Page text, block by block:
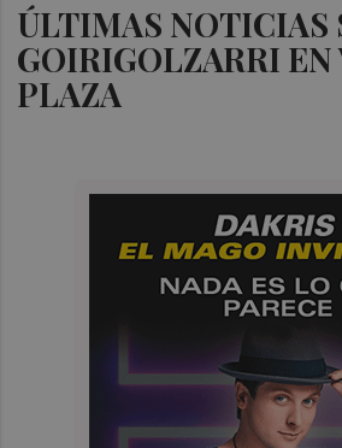
ÚLTIMAS NOTICIAS
GOIRIGOLZARRI EN
PLAZA